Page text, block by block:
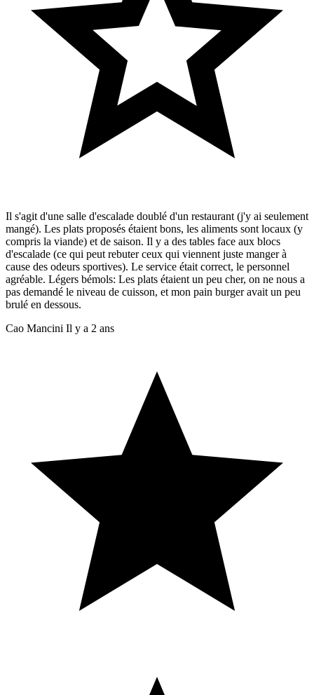
Il s'agit d'une salle d'escalade doublé d'un restaurant (j'y ai seulement
mangé). Les plats proposés étaient bons, les aliments sont locaux (y
compris la viande) et de saison. Il y a des tables face aux blocs
d'escalade (ce qui peut rebuter ceux qui viennent juste manger à
cause des odeurs sportives). Le service était correct, le personnel
agréable. Légers bémols: Les plats étaient un peu cher, on ne nous a
pas demandé le niveau de cuisson, et mon pain burger avait un peu
brulé en dessous.
Cao Mancini Il y a 2 ans